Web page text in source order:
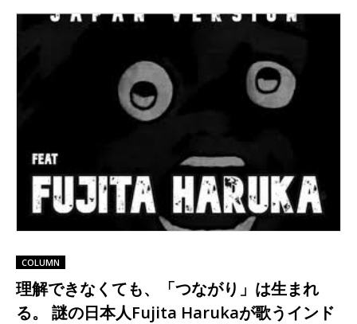
COLUMN
理解できなくても、「つながり」は生まれ
る。 謎の日本人Fujita Harukaが歌うインド